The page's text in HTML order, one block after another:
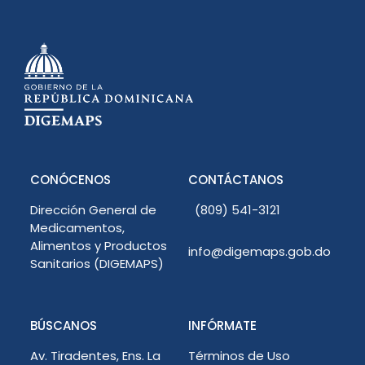
CONÓCENOS
Dirección General de
Medicamentos,
Alimentos y Productos
Sanitarios (DIGEMAPS)
CONTÁCTANOS
(809) 541-3121
info@digemaps.gob.do
BÚSCANOS
Av. Tiradentes, Ens. La
INFÓRMATE
Términos de Uso